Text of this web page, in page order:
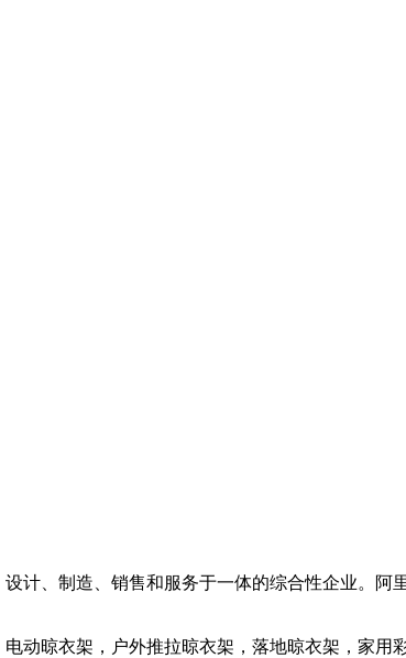
计、制造、销售和服务于一体的综合性企业。
动晾衣架，户外推拉晾衣架，落地晾衣架，家